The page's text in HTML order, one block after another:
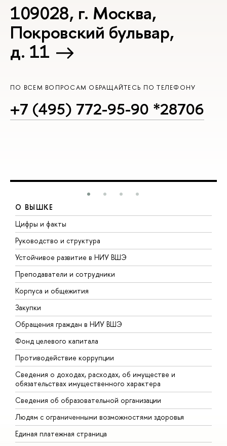
109028, г. Москва,
Покровский бульвар,
д. 11
ПО ВСЕМ ВОПРОСАМ ОБРАЩАЙТЕСЬ ПО ТЕЛЕФОНУ
+7 (495) 772-95-90 *28706
О ВЫШКЕ
Цифры и факты
Руководство и структура
Устойчивое развитие в НИУ ВШЭ
Преподаватели и сотрудники
Корпуса и общежития
Закупки
Обращения граждан в НИУ ВШЭ
Фонд целевого капитала
Противодействие коррупции
Сведения о доходах, расходах, об имуществе и
обязательствах имущественного характера
Сведения об образовательной организации
Людям с ограниченными возможностями здоровья
Единая платежная страница